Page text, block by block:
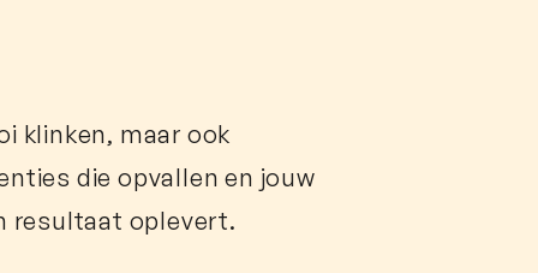
klinken, maar ook
die opvallen en jouw
resultaat oplevert.